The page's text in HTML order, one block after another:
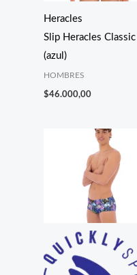
Heracles
Slip Heracles Classic
(azul)
HOMBRES
$46.000,00